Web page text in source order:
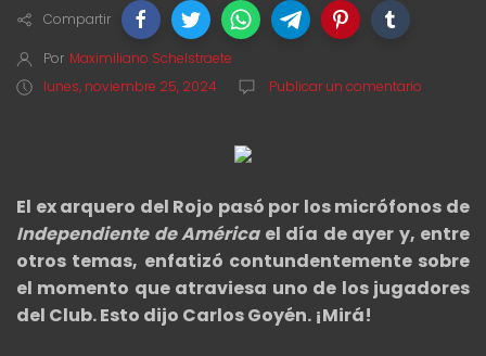
Compartir
Por Maximiliano Schelstraete
lunes, noviembre 25, 2024
Publicar un comentario
El ex arquero del Rojo pasó por los micrófonos de
Independiente de América el día de ayer y, entre
otros temas, enfatizó contundentemente sobre
el momento que atraviesa uno de los jugadores
del Club. Esto dijo Carlos Goyén. ¡Mirá!